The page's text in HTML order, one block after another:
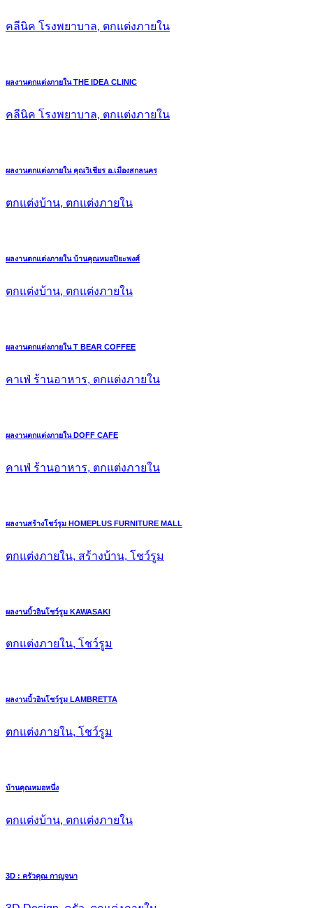
คลีนิค โรงพยาบาล, ตกแต่งภายใน
ผลงานตกแต่งภายใน THE IDEA CLINIC
คลีนิค โรงพยาบาล, ตกแต่งภายใน
ผลงานตกแต่งภายใน คุณวิเชียร อ.เมืองสกลนคร
ตกแต่งบ้าน, ตกแต่งภายใน
ผลงานตกแต่งภายใน บ้านคุณหมอปิยะพงศ์
ตกแต่งบ้าน, ตกแต่งภายใน
ผลงานตกแต่งภายใน T BEAR COFFEE
คาเฟ่ ร้านอาหาร, ตกแต่งภายใน
ผลงานตกแต่งภายใน DOFF CAFE
คาเฟ่ ร้านอาหาร, ตกแต่งภายใน
ผลงานสร้างโชว์รูม HOMEPLUS FURNITURE MALL
ตกแต่งภายใน, สร้างบ้าน, โชว์รูม
ผลงานบิ้วอินโชว์รูม KAWASAKI
ตกแต่งภายใน, โชว์รูม
ผลงานบิ้วอินโชว์รูม LAMBRETTA
ตกแต่งภายใน, โชว์รูม
บ้านคุณหมอหนึ่ง
ตกแต่งบ้าน, ตกแต่งภายใน
3D : ครัวคุณ กาญจนา